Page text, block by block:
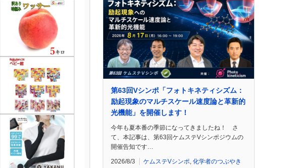
第63回Vシンポ「フォトキネティシズム：
励起現象のマルチスケール速度論と革新的
光機能」を開催します！
今年も夏本番の季節になってきましたね！ さ
て、本記事は、第63回ケムステVシンポジウムの
開催告知です…
2026/8/3 ケムステVシンポ, 化学者のつぶやき